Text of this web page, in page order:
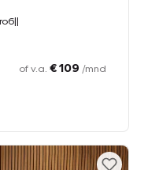
of v.a. € 109 /mnd